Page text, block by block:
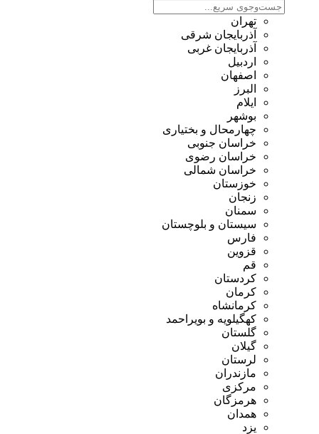
تهران
آذربایجان شرقی
آذربایجان غربی
اردبیل
اصفهان
البرز
ایلام
بوشهر
چهارمحال و بختیاری
خراسان جنوبی
خراسان رضوی
خراسان شمالی
خوزستان
زنجان
سمنان
سیستان و بلوچستان
فارس
قزوین
قم
کردستان
کرمان
کرمانشاه
کهگیلویه و بویراحمد
گلستان
گیلان
لرستان
مازندران
مرکزی
هرمزگان
همدان
یزد